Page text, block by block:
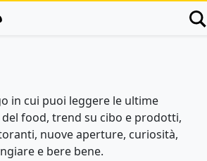
in cui puoi leggere le ultime
food, trend su cibo e prodotti,
nuove aperture, curiosità,
e bere bene.